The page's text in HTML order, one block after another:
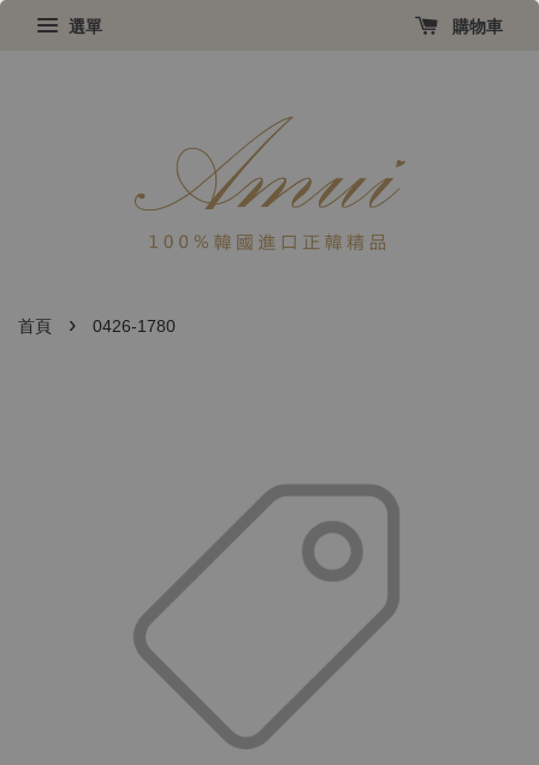
選單 購物車
首頁 › 0426-1780